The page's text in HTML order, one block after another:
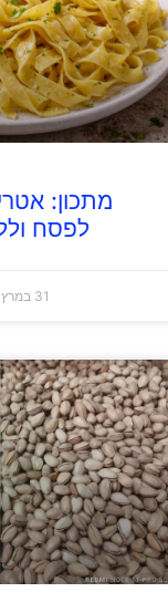
מתכון:
לפסח
31 במרץ 2026